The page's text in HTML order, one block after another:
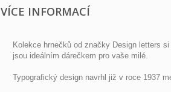
VÍCE INFORMACÍ
Kolekce hrnečků od značky Design letters
jsou ideálním dárečkem pro vaše milé.
Typografický design navrhl již v roce 1937